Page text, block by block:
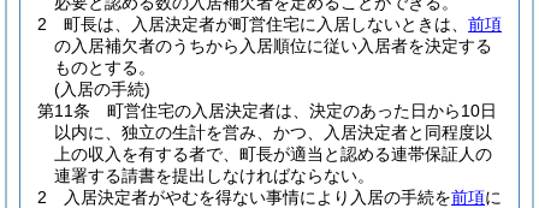
2
町長は、入居決定者が町営住宅に入居しないときは、 前項
の入居補欠者のうちから入居順位に従い入居者を決定する
ものとする。
(入居の手続)
第11条
町営住宅の入居決定者は、決定のあった日から10日
以内に、独立の生計を営み、かつ、入居決定者と同程度以
上の収入を有する者で、町長が適当と認める連帯保証人の
連署する請書を提出しなければならない。
2
入居決定者がやむを得ない事情により入居の手続を前項に